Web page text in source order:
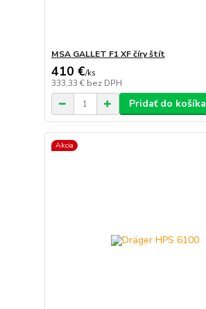
MSA GALLET F1 XF číry štít
410 €/ks
333,33 € bez DPH
Pridať do košíka
Akcia